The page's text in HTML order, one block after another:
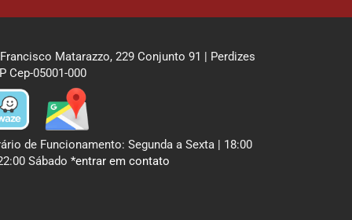
Matarazzo, 229 Conjunto 91 | Perdizes
Cep-05001-000
de Funcionamento: Segunda a Sexta | 18:00
Sábado *entrar em contato